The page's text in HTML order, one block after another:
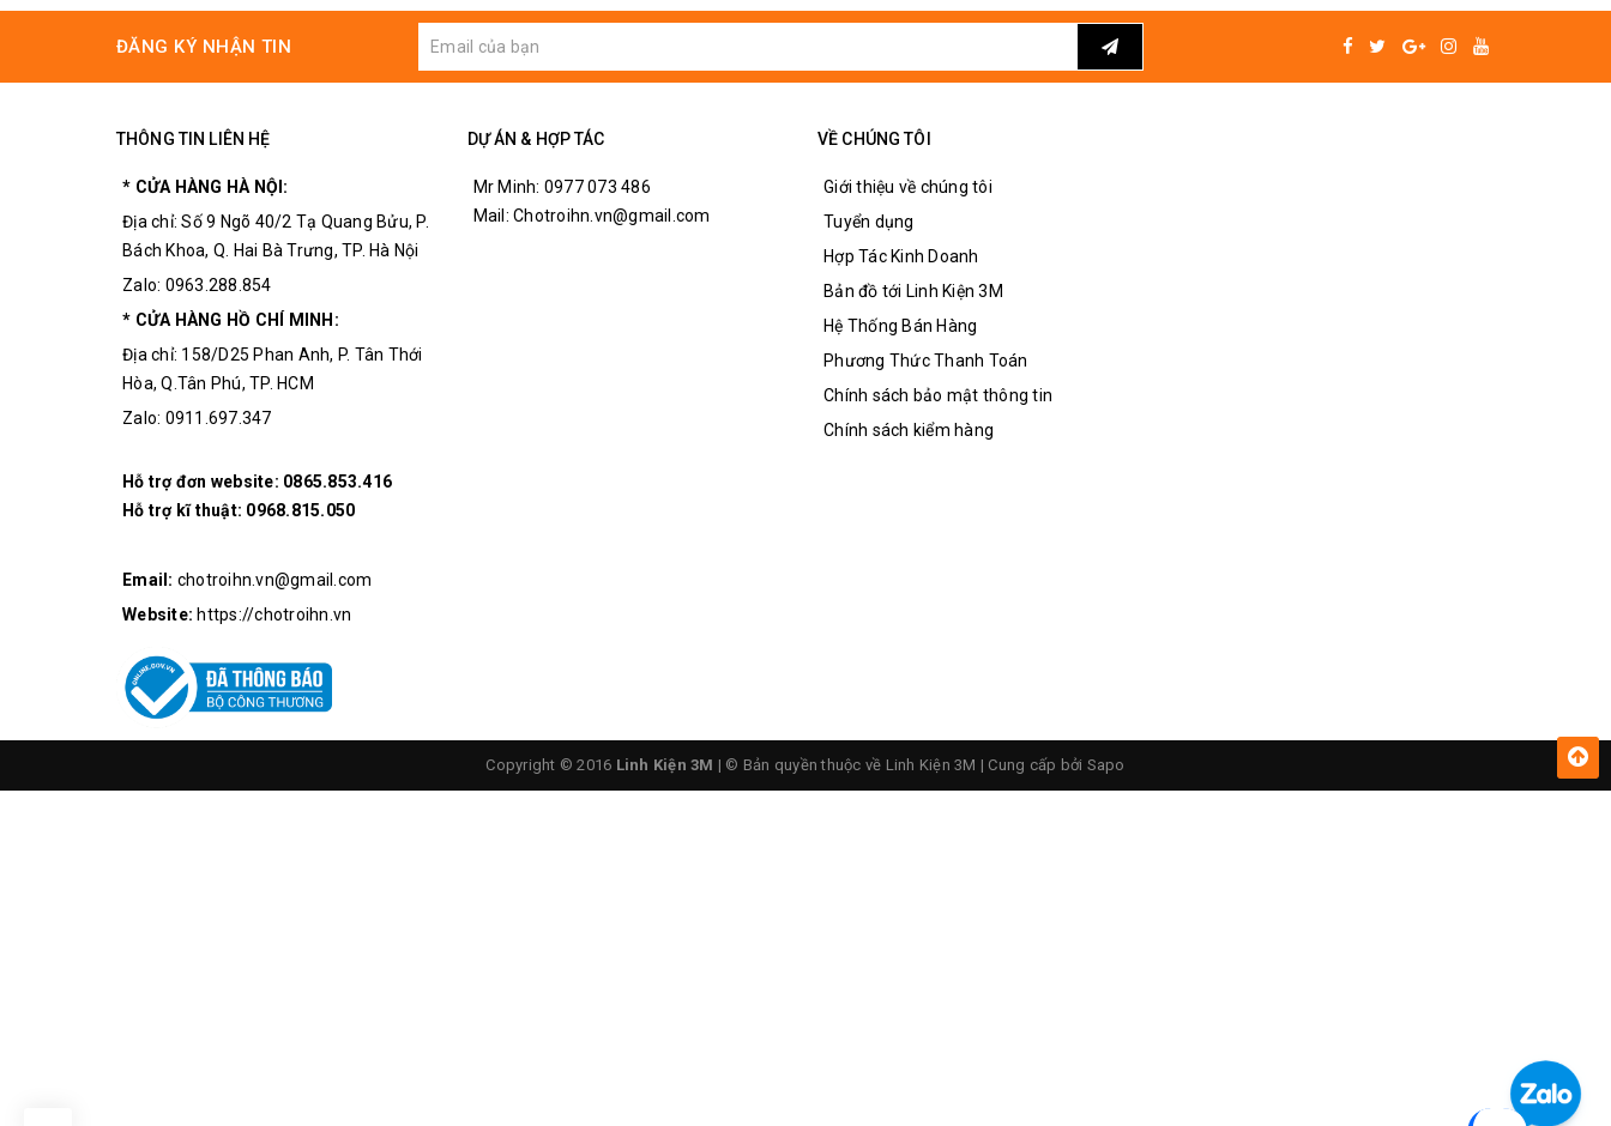
Số Lượngbộ lưỡi cắt: 7 món
Bộ sản phẩm bao gồm:
01 đĩa cắt 25x0.8x6.35mm
01 đĩa cắt 32x0.8x6.35mm
01 đĩa cắt 35x0.8x6.35mm
01 đĩa cắt 44x0.8x6.35mm
01 đĩa cắt 50x0.8x6.35mm
ĐĂNG KÝ NHẬN TIN
THÔNG TIN LIÊN HỆ
* CỬA HÀNG HÀ NỘI:
Địa chỉ: Số 9 Ngõ 40/2 Tạ Quang Bửu, P.
Bách Khoa, Q. Hai Bà Trưng, TP. Hà Nội
Zalo: 0963.288.854
* CỬA HÀNG HỒ CHÍ MINH:
Địa chỉ: 158/D25 Phan Anh, P. Tân Thới
Hòa, Q.Tân Phú, TP. HCM
Zalo: 0911.697.347
Hỗ trợ đơn website: 0865.853.416
Hỗ trợ kĩ thuật: 0968.815.050
Email: chotroihn.vn@gmail.com
Website: https://chotroihn.vn
DỰ ÁN & HỢP TÁC
Mr Minh: 0977 073 486
Mail: Chotroihn.vn@gmail.com
VỀ CHÚNG TÔI
Giới thiệu về chúng tôi
Tuyển dụng
Hợp Tác Kinh Doanh
Bản đồ tới Linh Kiện 3M
Hệ Thống Bán Hàng
Phương Thức Thanh Toán
Chính sách bảo mật thông tin
Chính sách kiểm hàng
Copyright © 2016 Linh Kiện 3M | © Bản quyền thuộc về Linh Kiện 3M | Cung cấp bởi Sapo